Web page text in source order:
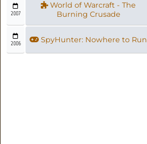
2007
World of Warcraft - The
Burning Crusade
2006 SpyHunter: Nowhere to Run